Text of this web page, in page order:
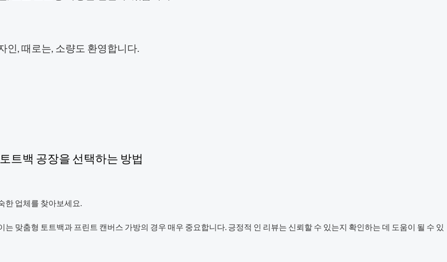
인, 때로는, 소량도 환영합니다.
트백 공장을 선택하는 방법
한 업체를 찾아보세요.
맞춤형 토트백과 프린트 캔버스 가방의 경우 매우 중요합니다. 긍정적 인 리뷰는 신뢰할 수 있는지 확인하는 데 도움이 될 수 있